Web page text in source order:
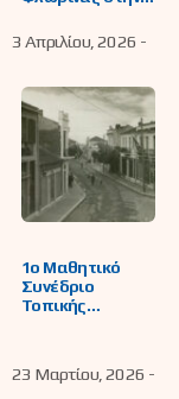
Νοημοσύνη και
Δομική Μηχανική
3 Απριλίου, 2026 -
1ο Μαθητικό
Συνέδριο
Τοπικής
ευρύτερη
23 Μαρτίου, 2026 -